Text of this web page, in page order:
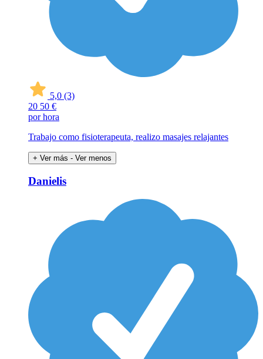
5,0 (3)
20 50 €
por hora
Trabajo como fisioterapeuta, realizo masajes relajantes
+ Ver más - Ver menos
Danielis